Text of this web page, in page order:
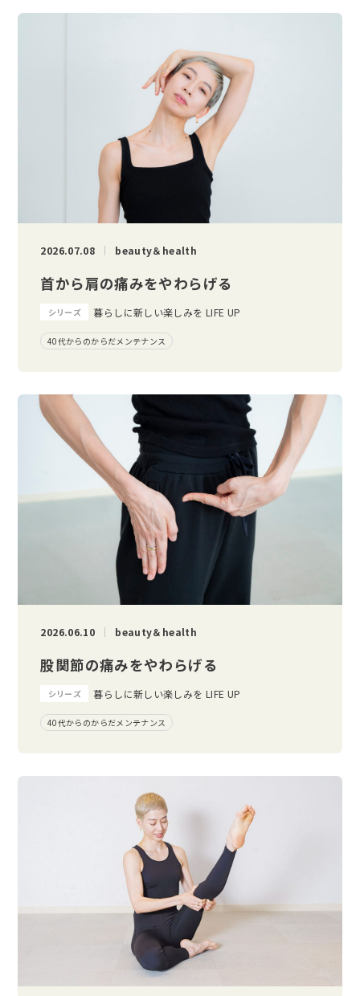
2026.07.08 beauty＆health
首から肩の痛みをやわらげる
シリーズ 暮らしに新しい楽しみを LIFE UP
40代からのからだメンテナンス
2026.06.10 beauty＆health
股関節の痛みをやわらげる
シリーズ 暮らしに新しい楽しみを LIFE UP
40代からのからだメンテナンス